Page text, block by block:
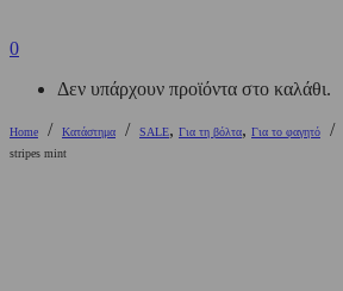
0
Δεν υπάρχουν προϊόντα στο καλάθι.
Home / Κατάστημα / SALE, Για τη βόλτα, Για το φαγητό /
stripes mint